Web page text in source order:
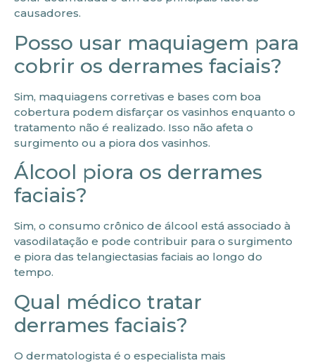
causadores.
Posso usar maquiagem para
cobrir os derrames faciais?
Sim, maquiagens corretivas e bases com boa
cobertura podem disfarçar os vasinhos enquanto o
tratamento não é realizado. Isso não afeta o
surgimento ou a piora dos vasinhos.
Álcool piora os derrames
faciais?
Sim, o consumo crônico de álcool está associado à
vasodilatação e pode contribuir para o surgimento
e piora das telangiectasias faciais ao longo do
tempo.
Qual médico tratar
derrames faciais?
O dermatologista é o especialista mais